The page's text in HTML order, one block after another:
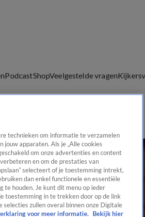
PodcastShopVeelgestelde vragen
technieken om informatie te verzamelen
jouw apparaten. Als je „Alle cookies
om onze advertenties en content
en om de prestaties van
selecteert of je toestemming intrekt,
dan enkel functionele en essentiële
te houden. Je kunt dit menu op ieder
toestemming in te trekken door op de link
zullen overal binnen onze Digitale
voor meer informatie.
Bekijk hier